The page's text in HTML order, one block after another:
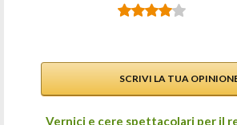
SCRIVI LA TUA
Vernici e cere spettacolari per il